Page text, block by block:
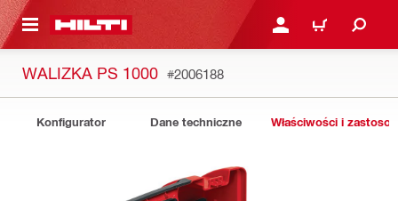
GŁÓWNEJ ZALOGUJ SIĘ LUB
KOSZYK
WALIZKA PS 1000 #2006188
Konfigurator Dane techniczne Właściwości i